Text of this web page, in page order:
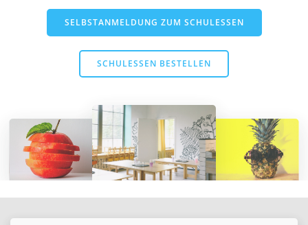
SELBSTANMELDUNG ZUM SCHULESSEN
SCHULESSEN BESTELLEN